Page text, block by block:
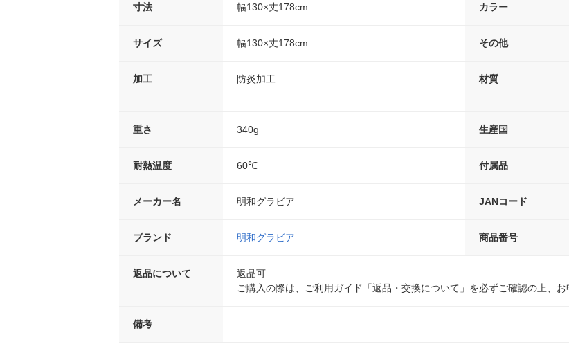
寸法 幅130×丈178cm カラー
サイズ 幅130×丈178cm その他
加工 防炎加工 材質
重さ 340g 生産国
耐熱温度 60℃ 付属品
メーカー名 明和グラビア JANコード
ブランド 明和グラビア 商品番号
返品について
返品可
ご購入の際は、ご利用ガイド「返品・交換について」を必ずご確認の上、お
備考